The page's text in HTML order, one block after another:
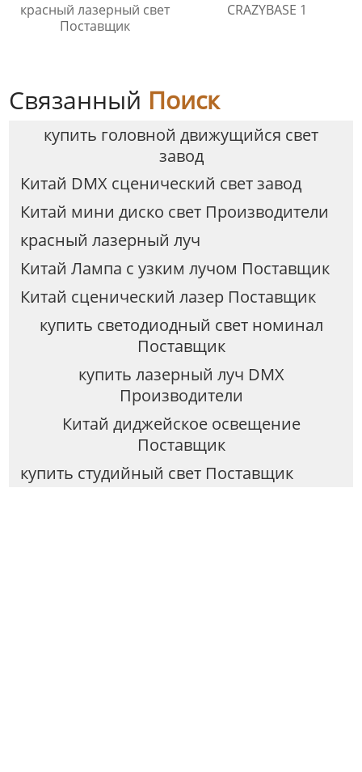
красный лазерный свет
Поставщик
CRAZYBASE 1
Связанный Поиск
купить головной движущийся свет
завод
Китай DMX сценический свет завод
Китай мини диско свет Производители
красный лазерный луч
Китай Лампа с узким лучом Поставщик
Китай сценический лазер Поставщик
купить светодиодный свет номинал
Поставщик
купить лазерный луч DMX
Производители
Китай диджейское освещение
Поставщик
купить студийный свет Поставщик